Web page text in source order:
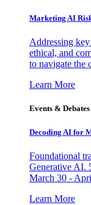
Marketing AI
Addressing
ethical, and
to navigate the
Learn More
Events & Debates
Decoding AI for
Foundational
Generative AI.
March 30 -
Learn More